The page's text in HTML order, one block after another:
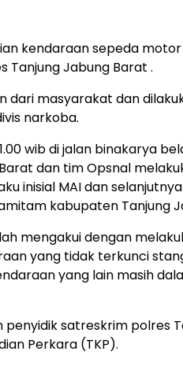
kendaraan sepeda
Jabung Barat .
dari masyarakat dan
narkoba.
wib di jalan binakarya
dan tim Opsnal
inisial MAI dan
kabupaten Tanjung
mengakui dengan
yang tidak terkunci
yang lain masih
satreskrim polres
Perkara (TKP).